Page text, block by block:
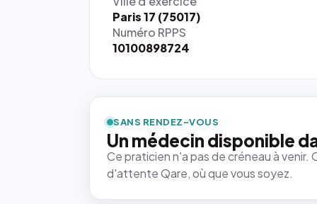
Paris 17 (75017)
Numéro RPPS
10100898724
SANS RENDEZ-VOUS
Un médecin disponible
Ce praticien n'a pas de créneau à
d'attente Qare, où que vous soyez.
rendue par
`.profile-
picture`,
et un
rapport 1:1
qui reste
juste à